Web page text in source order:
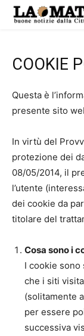
COOKIE
Questa è
presente sito
In virtù del
protezione dei
08/05/2014, il
l’utente
dei cookie da
titolare del
Cosa sono i
I cookie
che i siti
(solitamente
per essere
successiva